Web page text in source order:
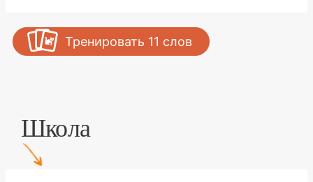
Тренировать 11 слов
Школа